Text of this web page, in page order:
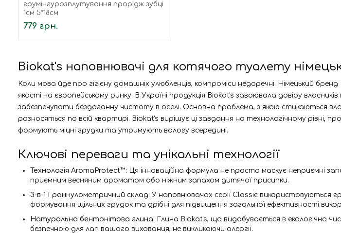
грумінгурозплутування прорідж зубці
1см 5*18см
779 грн.
Biokat's наповнювачі для котячого туалету
Коли мова йде про гігієну домашніх улюбленців, компроміси недоречні. Німецький
якості на європейському ринку. В Україні продукція Biokat's завоювала довіру
забезпечувати бездоганну чистоту в оселі. Основна проблема, з якою стикаються
розносяться по всій квартирі. Biokat's вирішує ці завдання на технологічному рівні,
формують міцні грудки та утримують вологу всередині.
Ключові переваги та унікальні технології
Технологія AromaProtect™: Ця інноваційна формула не просто маскує неприємні
приємним весняним ароматом або ніжним запахом дитячої присипки.
3-в-1 Граннулометричний склад: У наповнювачах серії Classic використовуються
формування щільних грудок та дрібні для підвищення загальної ефективності
Натуральна бентонітова глина: Глина Biokat's, що видобувається в екологічно
безпечною для лап вашого вихованця, не викликаючи алергії.